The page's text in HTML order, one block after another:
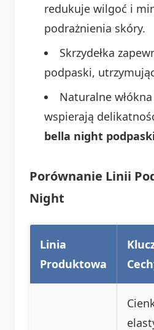
redukuje wilgoć i
podrażnienia skóry.
Skrzydełka
podpaski,
Naturalne
wspierają
bella night podpaski
Porównanie Linii
Night
Linia
Produktowa